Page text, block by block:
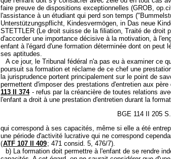
faire preuve de dispositions exceptionnelles (GROB,
l'assistance à un étudiant qui perd son temps
Unterstützungspflicht, Kindesvermögen, in Das neue
STETTLER (Le droit suisse de la filiation, Traité de droit
d'accorder une importance décisive à la motivation, à
enfant à l'égard d'une formation déterminée dont on peut
ses aptitudes.
A ce jour, le Tribunal fédéral n'a pas eu à examiner ce
poursuit sa formation et réclame de ce chef une
la jurisprudence portent principalement sur le point de
permettent d'imposer des prestations d'entretien aux père
113 II 374 - refus par la créancière de toutes relations
l'enfant a droit à une prestation d'entretien durant la
BGE 114 II 205
qui correspond à ses capacités, même si elle a été
une période d'activité lucrative qui ne correspond
(ATF 107 II 409; 471 consid. 5, 476/7).
b) La formation doit permettre à l'enfant de se rendre